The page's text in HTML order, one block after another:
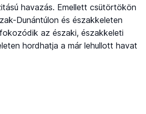
havazás. Emellett csütörtökön
Dunántúlon és északkeleten
az északi, északkeleti
hordhatja a már lehullott havat